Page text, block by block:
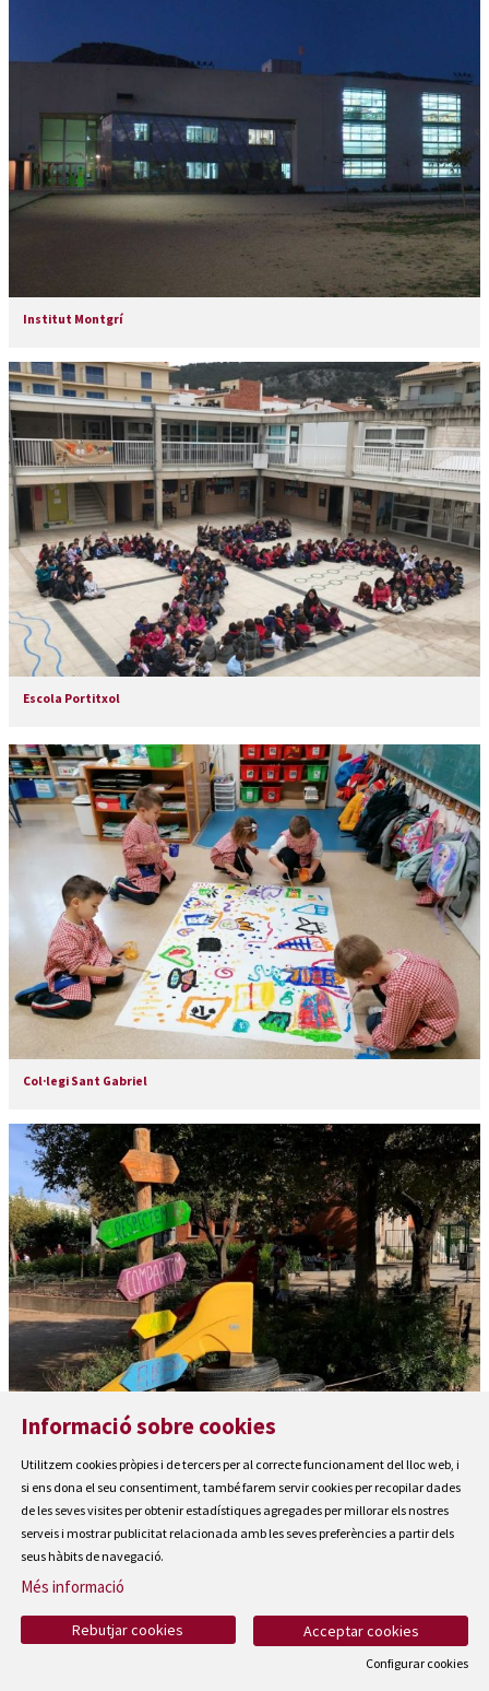
Institut Montgrí
Escola Portitxol
Col·legi Sant Gabriel
Escola Guillem de Montgrí
Informació sobre cookies
Utilitzem cookies pròpies i de tercers per al correcte funcionament del lloc web, i
si ens dona el seu consentiment, també farem servir cookies per recopilar dades
de les seves visites per obtenir estadístiques agregades per millorar els nostres
serveis i mostrar publicitat relacionada amb les seves preferències a partir dels
seus hàbits de navegació.
Més informació
Acceptar cookies
Rebutjar cookies
Configurar cookies